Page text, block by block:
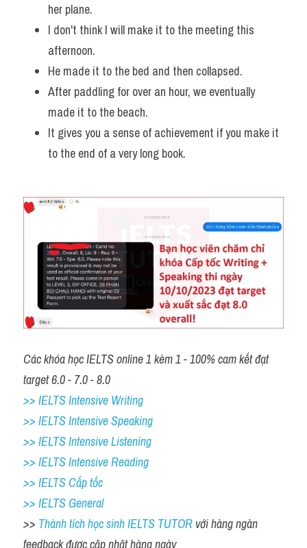
her plane.
I don't think I will make it to the meeting this
afternoon.
He made it to the bed and then collapsed.
After paddling for over an hour, we eventually
made it to the beach.
It gives you a sense of achievement if you make it
to the end of a very long book.
Các khóa học IELTS online 1 kèm 1 - 100% cam kết đạt
target 6.0 - 7.0 - 8.0
>> IELTS Intensive Writing
>> IELTS Intensive Speaking
>> IELTS Intensive Listening
>> IELTS Intensive Reading
>> IELTS Cấp tốc
>> IELTS General
>> Thành tích học sinh IELTS TUTOR với hàng ngàn
feedback được cập nhật hàng ngày